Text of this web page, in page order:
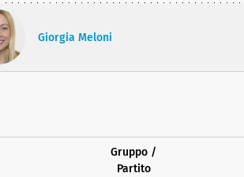
Giorgia Meloni
Gruppo /
Partito